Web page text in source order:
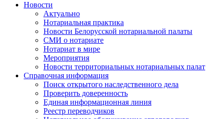
Новости
Актуально
Нотариальная практика
Новости Белорусской нотариальной палаты
СМИ о нотариате
Нотариат в мире
Мероприятия
Новости территориальных нотариальных палат
Справочная информация
Поиск открытого наследственного дела
Проверить доверенность
Единая информационная линия
Реестр переводчиков